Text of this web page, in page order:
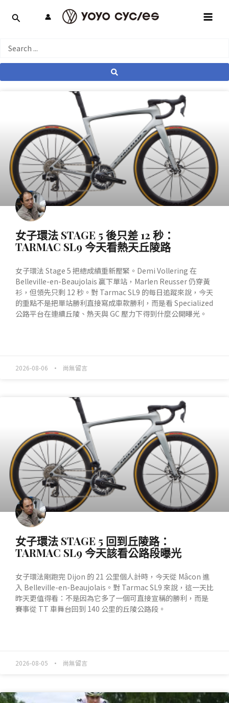
Search
女子環法 STAGE 5 後只差 12 秒：
TARMAC SL9 今天看熱天丘陵路
女子環法 Stage 5 把總成績重新壓緊。Demi Vollering 在
Belleville-en-Beaujolais 贏下單站，Marlen Reusser 仍穿黃
衫，但領先只剩 12 秒。對 Tarmac SL9 的每日追蹤來說，今天
的重點不是把單站勝利直接寫成車款勝利，而是看 Specialized
公路平台在連續丘陵、熱天與 GC 壓力下得到什麼公開曝光。
2026-08-06 尚無留言
女子環法 STAGE 5 回到丘陵路：
TARMAC SL9 今天該看公路段曝光
女子環法剛跑完 Dijon 的 21 公里個人計時，今天從 Mâcon 進
入 Belleville-en-Beaujolais。對 Tarmac SL9 來說，這一天比
昨天更值得看：不是因為它多了一個可直接宣稱的勝利，而是
賽事從 TT 車舞台回到 140 公里的丘陵公路段。
2026-08-05 尚無留言